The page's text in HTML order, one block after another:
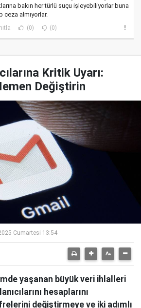
bakın her türlü suçu işleyebiliyorlar buna
ceza almıyorlar.
(0) (0)
Kritik Uyarı:
Değiştirin
Cumartesi 13:54
yaşanan büyük veri ihlalleri
hesaplarını
değiştirmeye ve iki adımlı